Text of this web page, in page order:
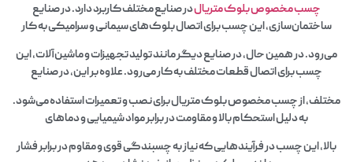
چسب مخصوص بلوک متریالدر صنایع مختلف کاربرد دارد. در صنایع
ساختمان‌سازی، این چسب برای اتصال بلوک‌های سیمانی و سرامیکی به کار
می‌رود. در همین حال، در صنایع دیگر مانند تولید تجهیزات و ماشین‌آلات، این
چسب برای اتصال قطعات مختلف به کار می‌رود. علاوه بر این، در صنایع
مختلف، از چسب مخصوص بلوک متریال برای نصب و تعمیرات استفاده می‌شود.
به دلیل استحکام بالا و مقاومت در برابر مواد شیمیایی و دماهای
بالا، این چسب در فرآیندهایی که نیاز به چسبندگی قوی و مقاوم در برابر فشار